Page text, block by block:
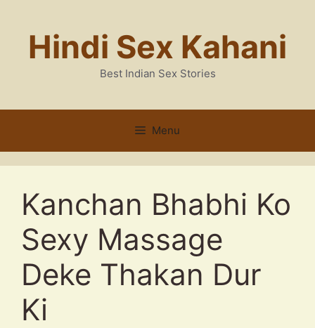
contentHindi Sex Kahani
Best Indian Sex Stories
Menu
Kanchan Bhabhi Ko
Sexy Massage
Deke Thakan Dur
Ki